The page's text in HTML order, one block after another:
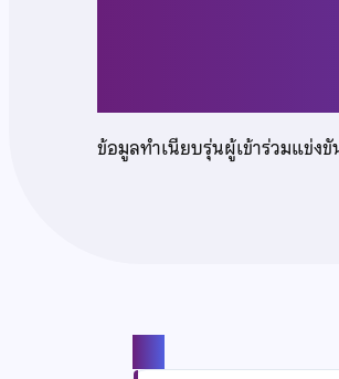
ข้อมูลทำเนียบรุ่นผู้เข้าร่วมแข่ง